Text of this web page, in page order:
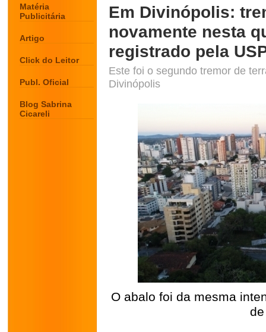
Matéria
Publicitária
Artigo
Click do Leitor
Publ. Oficial
Blog Sabrina
Cicareli
Em Divinópolis:
novamente nesta
registrado pela
Este foi o segundo tremor de
Divinópolis
O abalo foi da mesma